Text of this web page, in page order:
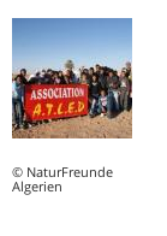
© NaturFreunde
Algerien